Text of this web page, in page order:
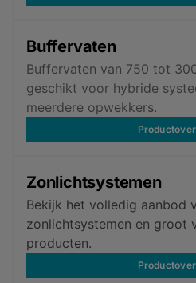
Buffervaten
Buffervaten van 750 tot
geschikt voor hybride
meerdere opwekkers.
Zonlichtsystemen
Bekijk het volledig aanbod
zonlichtsystemen en groot
producten.